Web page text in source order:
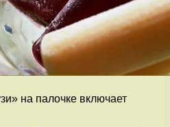
на палочке включает